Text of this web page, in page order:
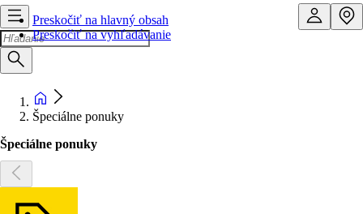
Preskočiť na hlavný obsah
Preskočiť na vyhľadávanie
Špeciálne ponuky
Špeciálne ponuky